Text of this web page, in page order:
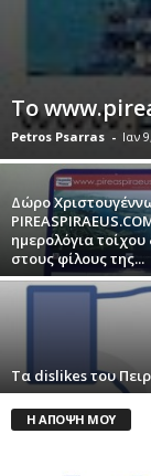
Το
Petros Psarras - Ιαν
Δώρο
ημερολόγια
στους φίλους της...
Τα dislikes του
Η ΑΠΟΨΗ ΜΟΥ